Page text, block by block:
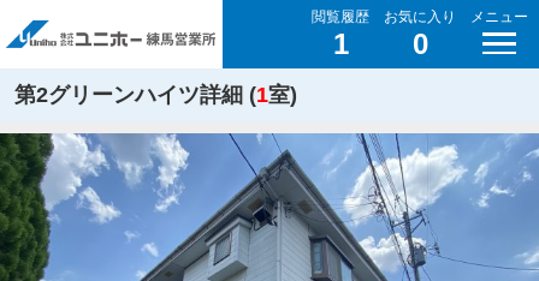
閲覧履歴
1
お気に入り
0
メニュー
第2グリーンハイツ詳細 (1室)